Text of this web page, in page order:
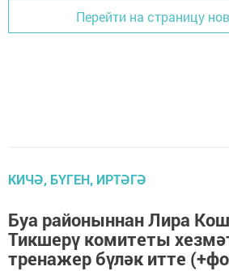
Перейти на страницу
КИЧӘ, БҮГЕН, ИРТӘГӘ
Буа районыннан Лира
Тикшерү комитеты
тренажер бүләк итте